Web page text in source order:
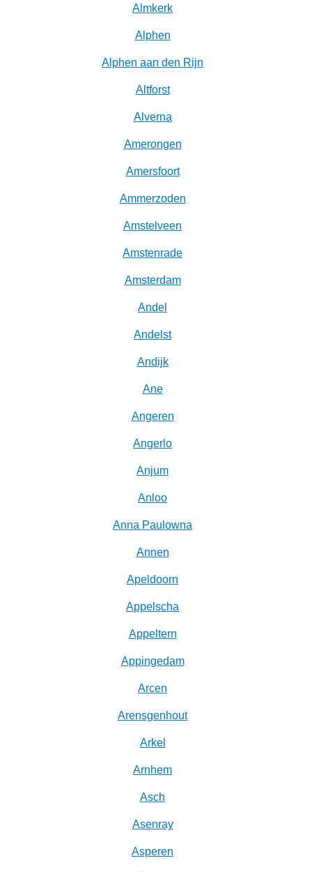
Almkerk
Alphen
Alphen aan den Rijn
Altforst
Alverna
Amerongen
Amersfoort
Ammerzoden
Amstelveen
Amstenrade
Amsterdam
Andel
Andelst
Andijk
Ane
Angeren
Angerlo
Anjum
Anloo
Anna Paulowna
Annen
Apeldoorn
Appelscha
Appeltern
Appingedam
Arcen
Arensgenhout
Arkel
Arnhem
Asch
Asenray
Asperen